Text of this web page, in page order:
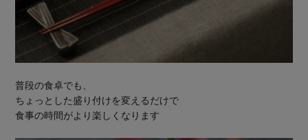
普段の食卓でも、
ちょっとした盛り付けを変えるだけで
食事の時間がより楽しくなります